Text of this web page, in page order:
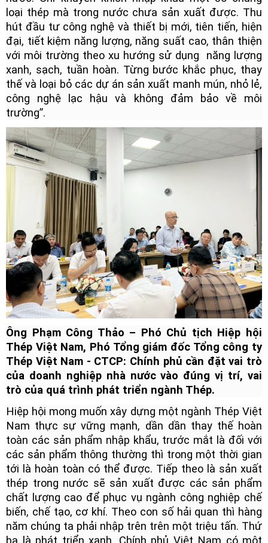
loại thép mà trong nước chưa sản xuất được. Thu
hút đầu tư công nghệ và thiết bị mới, tiên tiến, hiện
đại, tiết kiệm năng lượng, năng suất cao, thân thiện
với môi trường theo xu hướng sử dụng năng lượng
xanh, sạch, tuần hoàn. Từng bước khắc phục, thay
thế và loại bỏ các dự án sản xuất manh mún, nhỏ lẻ,
công nghệ lạc hậu và không đảm bảo về môi
trường”.
Ông Phạm Công Thảo – Phó Chủ tịch Hiệp hội
Thép Việt Nam, Phó Tổng giám đốc Tổng công ty
Thép Việt Nam - CTCP: Chính phủ cần đặt vai trò
của doanh nghiệp nhà nước vào đúng vị trí, vai
trò của quá trình phát triển ngành Thép.
Hiệp hội mong muốn xây dựng một ngành Thép Việt
Nam thực sự vững mạnh, dần dần thay thế hoàn
toàn các sản phẩm nhập khẩu, trước mắt là đối với
các sản phẩm thông thường thì trong một thời gian
tới là hoàn toàn có thể được. Tiếp theo là sản xuất
thép trong nước sẽ sản xuất được các sản phẩm
chất lượng cao để phục vụ ngành công nghiệp chế
biến, chế tạo, cơ khí. Theo con số hải quan thì hàng
năm chúng ta phải nhập trên trên một triệu tấn. Thứ
ba là phát triển xanh. Chính phủ Việt Nam có một